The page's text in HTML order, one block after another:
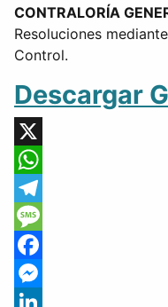
CONTRALORÍA
Resoluciones
Control.
Descargar
X
WhatsApp
Telegram
Message
Facebook
Messenger